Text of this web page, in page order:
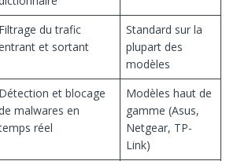
Filtrage du trafic
et sortant
Standard sur la
plupart des
modèles
Détection et blocage
malwares en
réel
Modèles haut de
gamme (Asus,
Netgear, TP-
Link)